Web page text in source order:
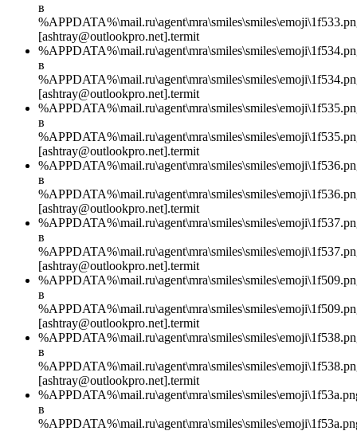
в
[ashtray@outlookpro.net].termit
в
[ashtray@outlookpro.net].termit
в
[ashtray@outlookpro.net].termit
в
[ashtray@outlookpro.net].termit
в
[ashtray@outlookpro.net].termit
в
[ashtray@outlookpro.net].termit
в
[ashtray@outlookpro.net].termit
в